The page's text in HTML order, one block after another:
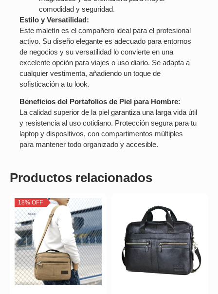
comodidad y seguridad.
Estilo y Versatilidad:
Este maletín es el compañero ideal para el profesional
activo. Su diseño elegante es adecuado para entornos
de negocios y su versatilidad lo convierte en una
excelente opción para viajes o uso diario. Se adapta a
cualquier vestimenta, añadiendo un toque de
sofisticación a tu look.
Beneficios del Portafolios de Piel para Hombre:
La calidad superior de la piel garantiza una larga vida útil
y resistencia al uso cotidiano. Protección segura para tu
laptop y dispositivos, con compartimentos múltiples
para mantener todo organizado y accesible.
Productos relacionados
18% OFF